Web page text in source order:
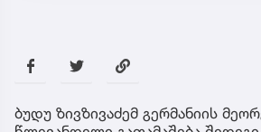
ბუდუ ზივზივაძემ გერმანიის